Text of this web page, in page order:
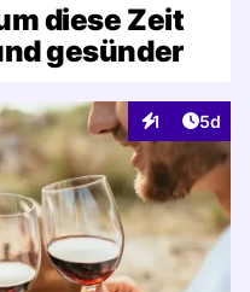
diese Zeit
gesünder
1
Interaktionen
5d